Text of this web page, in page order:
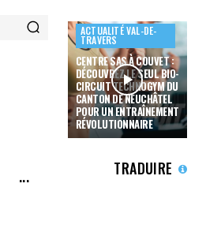
ACTUALITÉ VAL-DE-
TRAVERS
CENTRE SAS À COUVET :
DÉCOUVREZ LE SEUL BIO-
CIRCUIT TECHNOGYM DU
CANTON DE NEUCHÂTEL
POUR UN ENTRAÎNEMENT
RÉVOLUTIONNAIRE
... TRADUIRE